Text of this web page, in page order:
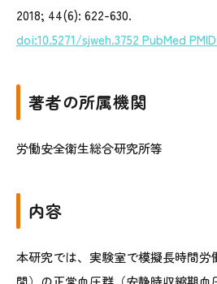
2018; 44(6): 622-630.
doi:10.5271/sjweh.3752 PubMed
著者の所属機関
労働安全衛生総合研究所等
内容
本研究では、実験室で模擬長時間労